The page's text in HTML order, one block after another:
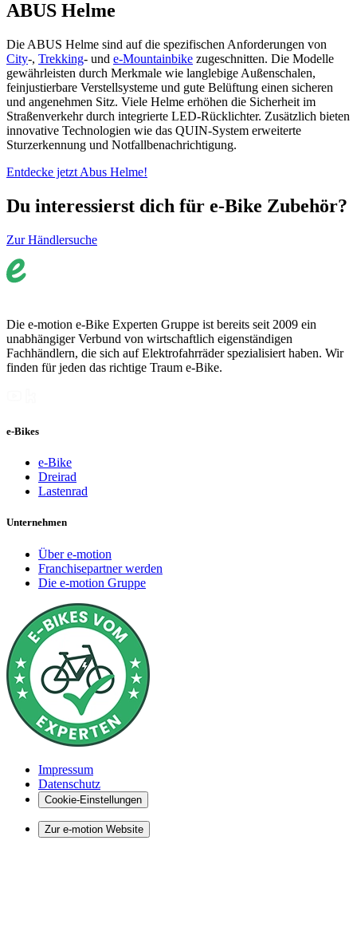
ABUS Helme
Die ABUS Helme sind auf die spezifischen Anforderungen von
City-, Trekking- und e-Mountainbike zugeschnitten. Die Modelle
gewährleisten durch Merkmale wie langlebige Außenschalen,
feinjustierbare Verstellsysteme und gute Belüftung einen sicheren
und angenehmen Sitz. Viele Helme erhöhen die Sicherheit im
Straßenverkehr durch integrierte LED-Rücklichter. Zusätzlich bieten
innovative Technologien wie das QUIN-System erweiterte
Sturzerkennung und Notfallbenachrichtigung.
Entdecke jetzt Abus Helme!
Du interessierst dich für e-Bike Zubehör?
Zur Händlersuche
Die e-motion e-Bike Experten Gruppe ist bereits seit 2009 ein
unabhängiger Verbund von wirtschaftlich eigenständigen
Fachhändlern, die sich auf Elektrofahrräder spezialisiert haben. Wir
finden für jeden das richtige Traum e-Bike.
e-Bikes
e-Bike
Dreirad
Lastenrad
Unternehmen
Über e-motion
Franchisepartner werden
Die e-motion Gruppe
Impressum
Datenschutz
Cookie-Einstellungen
Zur e-motion Website